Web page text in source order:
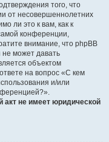
того, что
от несовершеннолетних
ли это к вам, как к
конференции,
внимание, что phpBB
может давать
объектом
на вопрос «С кем
и/или
акт не имеет юридической